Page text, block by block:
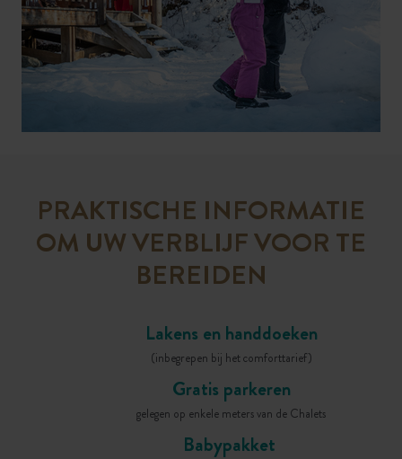
PRAKTISCHE INFORMATIE
OM UW VERBLIJF VOOR TE
BEREIDEN
Lakens en handdoeken
(inbegrepen bij het comforttarief)
Gratis parkeren
gelegen op enkele meters van de Chalets
Babypakket